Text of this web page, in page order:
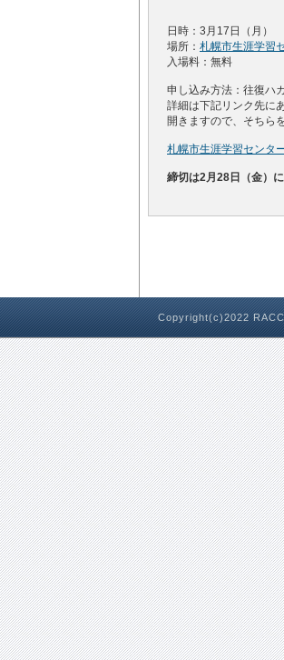
日時：3月17日（月）
場所： 札幌市生涯学習
入場料：無料
申し込み方法：往復ハ
詳細は下記リンク先に
開きますので、そちら
札幌市生涯学習センタ
締切は2月28日（金）
Copyright(c)2022